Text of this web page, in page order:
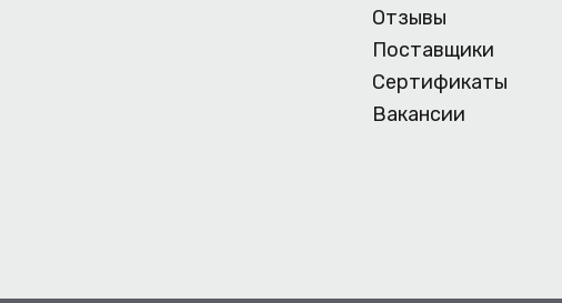
Отзывы
Поставщики
Сертификаты
Вакансии